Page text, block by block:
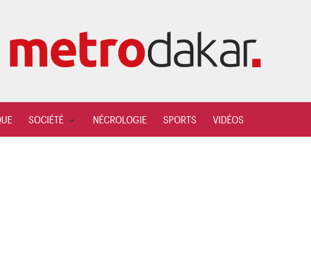
SOCIÉTÉ NÉCROLOGIE SPORTS VIDÉOS